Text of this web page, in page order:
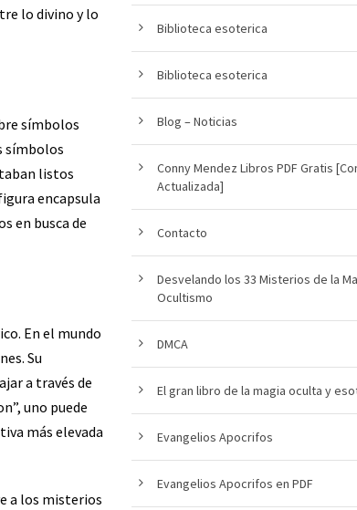
lo divino y lo
símbolos
símbolos
listos
encapsula
en busca de
En el mundo
Su
a través de
uno puede
más elevada
a los misterios
Biblioteca esoterica
Biblioteca esoterica
Blog – Noticias
Conny Mendez Libros PDF Gratis
Actualizada]
Contacto
Desvelando los 33 Misterios de la
Ocultismo
DMCA
El gran libro de la magia oculta y
Evangelios Apocrifos
Evangelios Apocrifos en PDF